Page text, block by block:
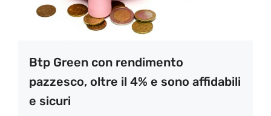
Btp Green con rendimento
pazzesco, oltre il 4% e sono affidabili
e sicuri